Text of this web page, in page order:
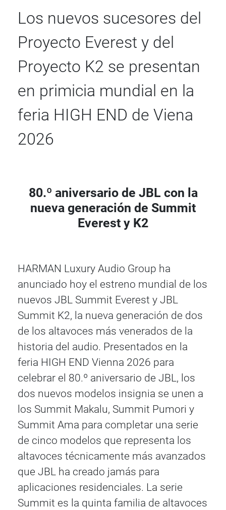
Los nuevos sucesores del
Proyecto Everest y del
Proyecto K2 se presentan
en primicia mundial en la
feria HIGH END de Viena
2026
80.º aniversario de JBL con la
nueva generación de Summit
Everest y K2
HARMAN Luxury Audio Group ha
anunciado hoy el estreno mundial de los
nuevos JBL Summit Everest y JBL
Summit K2, la nueva generación de dos
de los altavoces más venerados de la
historia del audio. Presentados en la
feria HIGH END Vienna 2026 para
celebrar el 80.º aniversario de JBL, los
dos nuevos modelos insignia se unen a
los Summit Makalu, Summit Pumori y
Summit Ama para completar una serie
de cinco modelos que representa los
altavoces técnicamente más avanzados
que JBL ha creado jamás para
aplicaciones residenciales. La serie
Summit es la quinta familia de altavoces